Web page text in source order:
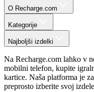
O Recharge.com
Kategorije
Najboljši izdelki
Na Recharge.com lahko v
mobilni telefon, kupite
kartice. Naša platforma je
preprosto izberite svoj